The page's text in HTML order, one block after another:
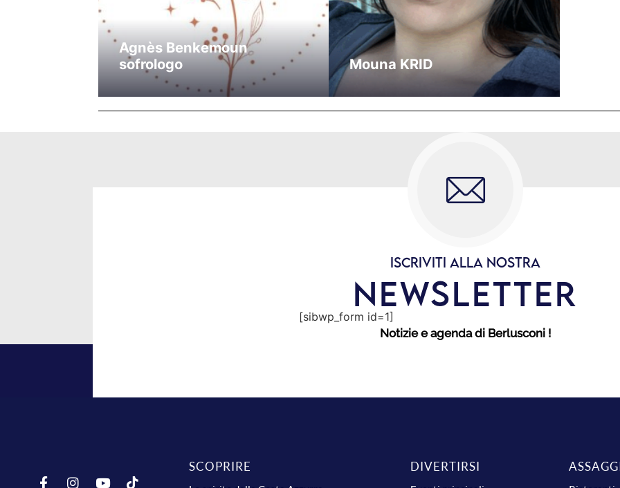
Agnès Benkemoun
sofrologo
Mouna KRID
ISCRIVITI ALLA NOSTRA
NEWSLETTER
[sibwp_form id=1]
Notizie e agenda di Berlusconi !
SCOPRIRE DIVERTIRSI